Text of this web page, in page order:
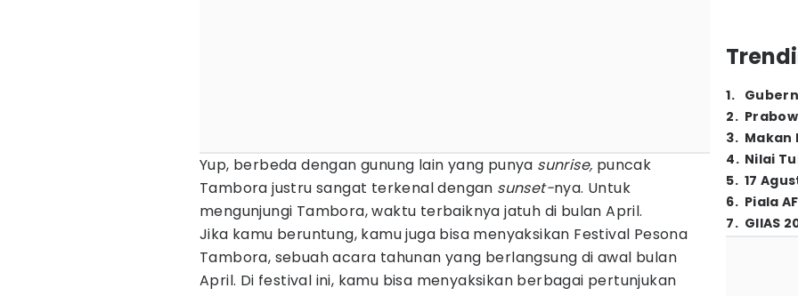
Yup, berbeda dengan gunung lain yang punya sunrise, puncak
Tambora justru sangat terkenal dengan sunset-nya. Untuk
mengunjungi Tambora, waktu terbaiknya jatuh di bulan April.
Jika kamu beruntung, kamu juga bisa menyaksikan Festival Pesona
Tambora, sebuah acara tahunan yang berlangsung di awal bulan
April. Di festival ini, kamu bisa menyaksikan berbagai pertunjukan
1.
2.
3. Makan
4. Nilai
5. 17
6. Piala
7. GIIAS